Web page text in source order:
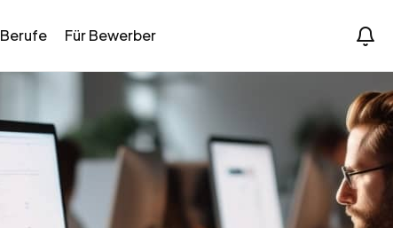
Berufe Für Bewerber